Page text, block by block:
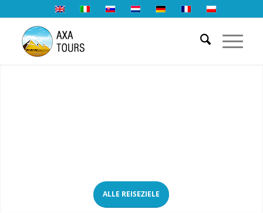
ALLE REISEZIELE